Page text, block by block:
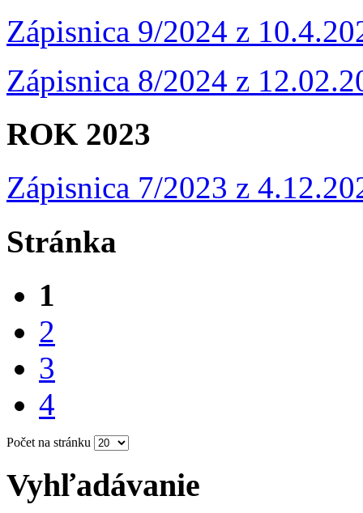
Zápisnica 9/2024 z
Zápisnica 8/2024 z
ROK 2023
Zápisnica 7/2023 z
Stránka
1
2
3
4
Počet na stránku
Vyhľadávanie